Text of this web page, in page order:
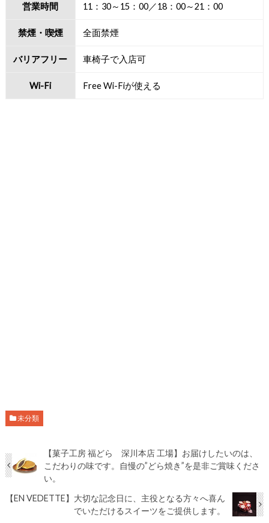
営業時間 11：30～15：00／18：00～21：00
禁煙・喫煙 全面禁煙
バリアフリー 車椅子で入店可
Wi-Fi Free Wi-Fiが使える
未分類
【菓子工房 福どら 深川本店 工場】お届けしたいのは、
こだわりの味です。自慢の”どら焼き”を是非ご賞味くださ
い。
【EN VEDETTE】大切な記念日に、主役となる方々へ喜ん
でいただけるスイーツをご提供します。